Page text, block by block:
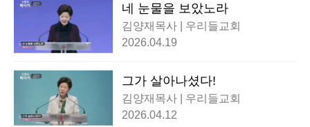
네 눈물을 보았노라
김양재목사 | 우리들교회
2026.04.19
그가 살아나셨다!
김양재목사 | 우리들교회
2026.04.12